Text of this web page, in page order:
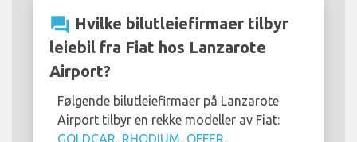
question_answer Hvilke bilutleiefirmaer tilbyr
leiebil fra Fiat hos Lanzarote
Airport?
Følgende bilutleiefirmaer på Lanzarote
Airport tilbyr en rekke modeller av Fiat:
GOLDCAR, RHODIUM, OFFER,